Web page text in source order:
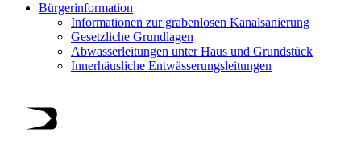
Bürgerinformation
Informationen zur grabenlosen Kanalsanierung
Gesetzliche Grundlagen
Abwasserleitungen unter Haus und Grundstück
Innerhäusliche Entwässerungsleitungen